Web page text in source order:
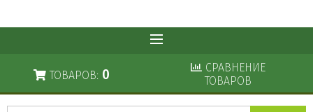
ТОВАРОВ: 0
СРАВНЕНИЕ
ТОВАРОВ
Поиск